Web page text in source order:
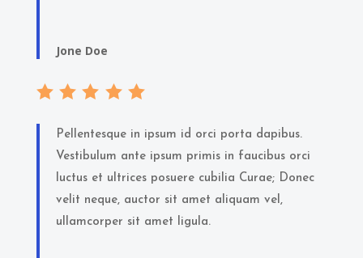
Jone Doe
Pellentesque in ipsum id orci porta dapibus.
Vestibulum ante ipsum primis in faucibus orci
luctus et ultrices posuere cubilia Curae; Donec
velit neque, auctor sit amet aliquam vel,
ullamcorper sit amet ligula.